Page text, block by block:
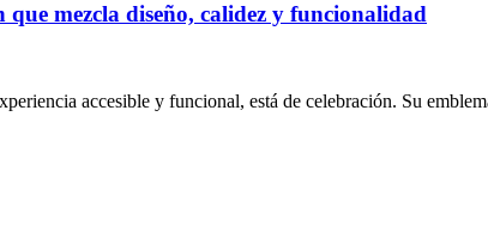
mezcla diseño, calidez y funcionalidad
accesible y funcional, está de celebración. Su